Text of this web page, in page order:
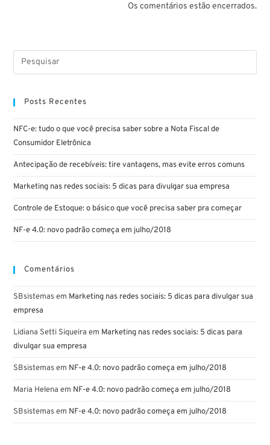
Os comentários estão encerrados.
Posts Recentes
NFC-e: tudo o que você precisa saber sobre a Nota Fiscal de
Consumidor Eletrônica
Antecipação de recebíveis: tire vantagens, mas evite erros comuns
Marketing nas redes sociais: 5 dicas para divulgar sua empresa
Controle de Estoque: o básico que você precisa saber pra começar
NF-e 4.0: novo padrão começa em julho/2018
Comentários
SBsistemasem Marketing nas redes sociais: 5 dicas para divulgar sua
empresa
Lidiana Setti Siqueira em Marketing nas redes sociais: 5 dicas para
divulgar sua empresa
SBsistemasem NF-e 4.0: novo padrão começa em julho/2018
Maria Helena em NF-e 4.0: novo padrão começa em julho/2018
SBsistemasem NF-e 4.0: novo padrão começa em julho/2018